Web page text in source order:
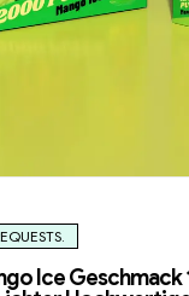
Ice Geschmack